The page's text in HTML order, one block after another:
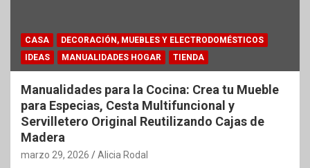
CASA
DECORACIÓN, MUEBLES Y ELECTRODOMÉSTICOS
IDEAS
MANUALIDADES HOGAR TIENDA
Manualidades para la Cocina: Crea tu Mueble
para Especias, Cesta Multifuncional y
Servilletero Original Reutilizando Cajas de
Madera
marzo 29, 2026 Alicia Rodal